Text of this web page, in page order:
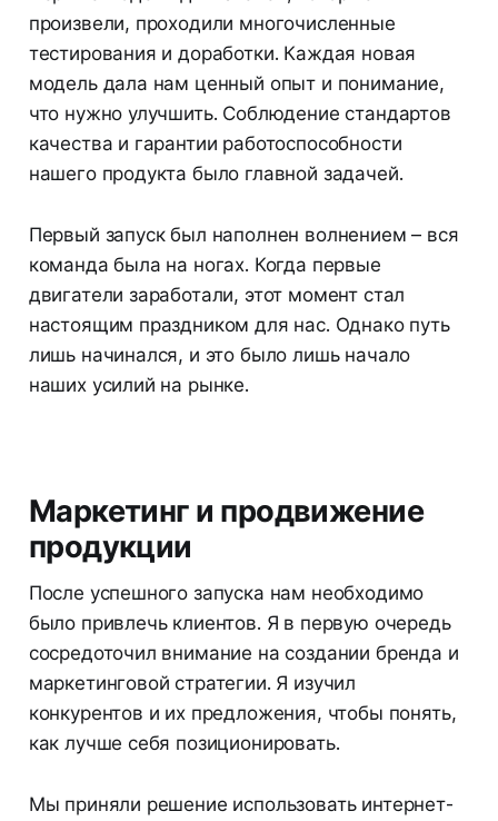
произвели, проходили многочисленные
тестирования и доработки. Каждая новая
модель дала нам ценный опыт и понимание,
что нужно улучшить. Соблюдение стандартов
качества и гарантии работоспособности
нашего продукта было главной задачей.
Первый запуск был наполнен волнением – вся
команда была на ногах. Когда первые
двигатели заработали, этот момент стал
настоящим праздником для нас. Однако путь
лишь начинался, и это было лишь начало
наших усилий на рынке.
Маркетинг и продвижение
продукции
После успешного запуска нам необходимо
было привлечь клиентов. Я в первую очередь
сосредоточил внимание на создании бренда и
маркетинговой стратегии. Я изучил
конкурентов и их предложения, чтобы понять,
как лучше себя позиционировать.
Мы приняли решение использовать интернет-